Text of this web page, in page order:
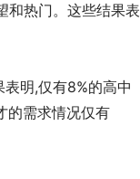
和热门。这些结果表
明,仅有8%的高中
的需求情况仅有